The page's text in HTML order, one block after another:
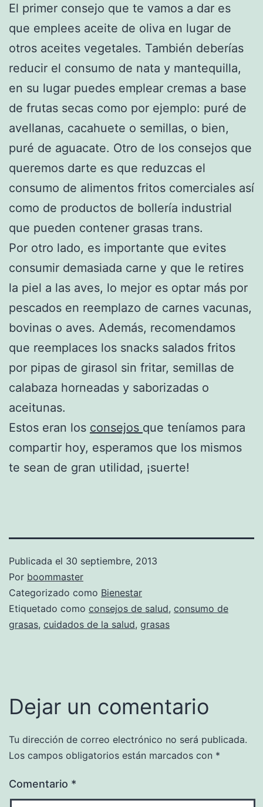
El primer consejo que te vamos a dar es
que emplees aceite de oliva en lugar de
otros aceites vegetales. También deberías
reducir el consumo de nata y mantequilla,
en su lugar puedes emplear cremas a base
de frutas secas como por ejemplo: puré de
avellanas, cacahuete o semillas, o bien,
puré de aguacate. Otro de los consejos que
queremos darte es que reduzcas el
consumo de alimentos fritos comerciales así
como de productos de bollería industrial
que pueden contener grasas trans.
Por otro lado, es importante que evites
consumir demasiada carne y que le retires
la piel a las aves, lo mejor es optar más por
pescados en reemplazo de carnes vacunas,
bovinas o aves. Además, recomendamos
que reemplaces los snacks salados fritos
por pipas de girasol sin fritar, semillas de
calabaza horneadas y saborizadas o
aceitunas.
Estos eran los consejos que teníamos para
compartir hoy, esperamos que los mismos
te sean de gran utilidad, ¡suerte!
Publicada el 30 septiembre, 2013
Por boommaster
Categorizado como Bienestar
Etiquetado como consejos de salud, consumo de
grasas, cuidados de la salud, grasas
Dejar un comentario
Tu dirección de correo electrónico no será publicada.
Los campos obligatorios están marcados con *
Comentario *